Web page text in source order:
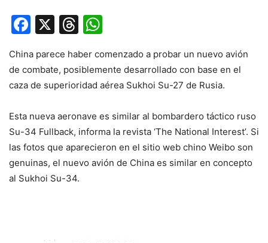
Facebook
X Threads
China parece haber comenzado a probar un nuevo avión
de combate, posiblemente desarrollado con base en el
caza de superioridad aérea Sukhoi Su-27 de Rusia.
Esta nueva aeronave es similar al bombardero táctico ruso
Su-34 Fullback, informa la revista ‘The National Interest’. Si
las fotos que aparecieron en el sitio web chino Weibo son
genuinas, el nuevo avión de China es similar en concepto
al Sukhoi Su-34.